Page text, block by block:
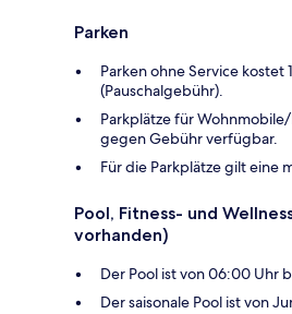
Parken
Parken ohne Service kostet
(Pauschalgebühr).
Parkplätze für
gegen Gebühr verfügbar.
Für die Parkplätze gilt eine
Pool, Fitness- und
vorhanden)
Der Pool ist von 06:00 Uhr
Der saisonale Pool ist von